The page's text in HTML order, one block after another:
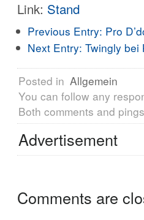
Link:
Previous Entry: Pro
Next Entry: Twingly bei
Posted in Allgemein
You can follow any
Both comments and
Advertisement
Comments are